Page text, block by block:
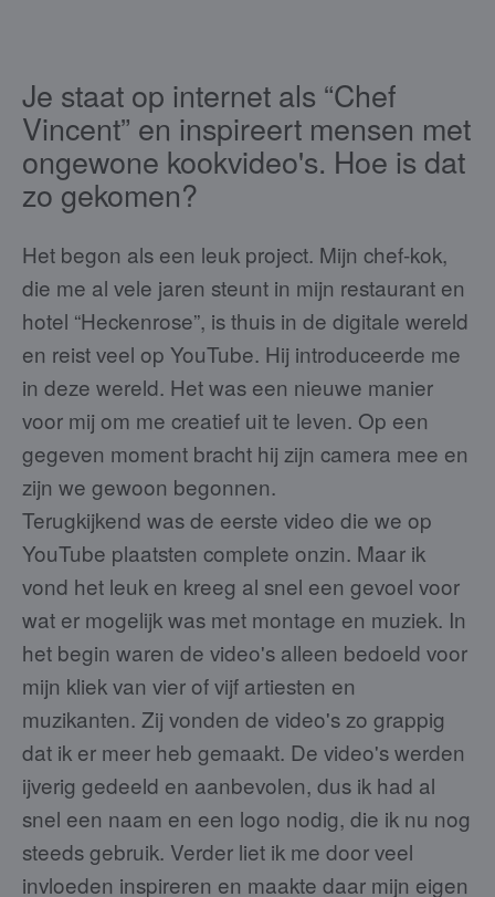
Je staat op internet als “Chef
Vincent” en inspireert mensen met
ongewone kookvideo's. Hoe is dat
zo gekomen?
Het begon als een leuk project. Mijn chef-kok,
die me al vele jaren steunt in mijn restaurant en
hotel “Heckenrose”, is thuis in de digitale wereld
en reist veel op YouTube. Hij introduceerde me
in deze wereld. Het was een nieuwe manier
voor mij om me creatief uit te leven. Op een
gegeven moment bracht hij zijn camera mee en
zijn we gewoon begonnen.
Terugkijkend was de eerste video die we op
YouTube plaatsten complete onzin. Maar ik
vond het leuk en kreeg al snel een gevoel voor
wat er mogelijk was met montage en muziek. In
het begin waren de video's alleen bedoeld voor
mijn kliek van vier of vijf artiesten en
muzikanten. Zij vonden de video's zo grappig
dat ik er meer heb gemaakt. De video's werden
ijverig gedeeld en aanbevolen, dus ik had al
snel een naam en een logo nodig, die ik nu nog
steeds gebruik. Verder liet ik me door veel
invloeden inspireren en maakte daar mijn eigen